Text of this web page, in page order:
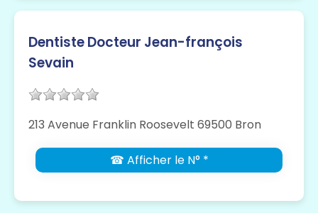
Dentiste Docteur Jean-françois
Sevain
213 Avenue Franklin Roosevelt 69500 Bron
☎ Afficher le N° *